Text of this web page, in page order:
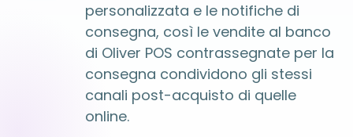
personalizzata e le notifiche di
consegna, così le vendite al banco
di Oliver POS contrassegnate per la
consegna condividono gli stessi
canali post-acquisto di quelle
online.